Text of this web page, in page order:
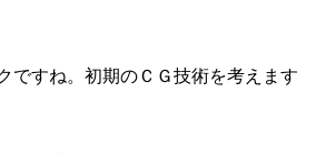
ですね。初期のＣＧ技術を考えます